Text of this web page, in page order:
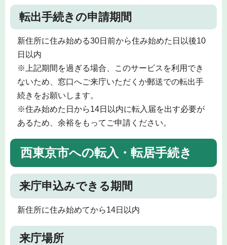
転出手続きの申請期間
新住所に住み始める30日前から住み始めた日以後10
日以内
※上記期間を過ぎる場合、このサービスを利用でき
ないため、窓口へご来庁いただくか郵送での転出手
続きをお願いします。
※住み始めた日から14日以内に転入届を出す必要が
あるため、余裕をもってご申請ください。
西東京市への転入・転居手続き
来庁申込みできる期間
新住所に住み始めてから14日以内
来庁場所